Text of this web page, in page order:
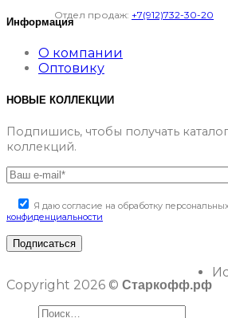
Отдел продаж: +7(912)732-30-20
Информация
О компании
Оптовику
НОВЫЕ КОЛЛЕКЦИИ
Подпишись, чтобы получать
коллекций.
Я даю согласие на обработку
конфиденциальности
Copyright 2026 © Старкофф.рф